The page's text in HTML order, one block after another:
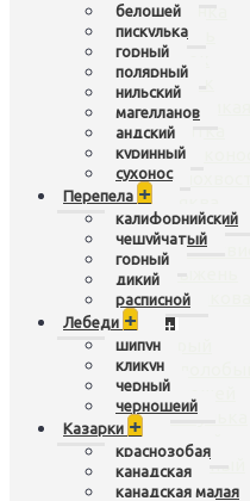
пеганка
свиязь
чирок
нырок
касатка
гривистая
рыжая
крыжень
карликовая
Гуси
+
серый
белолобый
белошей
пискулька
горный
полярный
нильский
белошей
пискулька
горный
полярный
нильский
магелланов
андский
куринный
сухонос
Перепела +
калифорнийский
чешуйчатый
горный
дикий
расписной
Лебеди +
шипун
кликун
черный
черношеий
Казарки +
краснозобая
канадская
канадская малая